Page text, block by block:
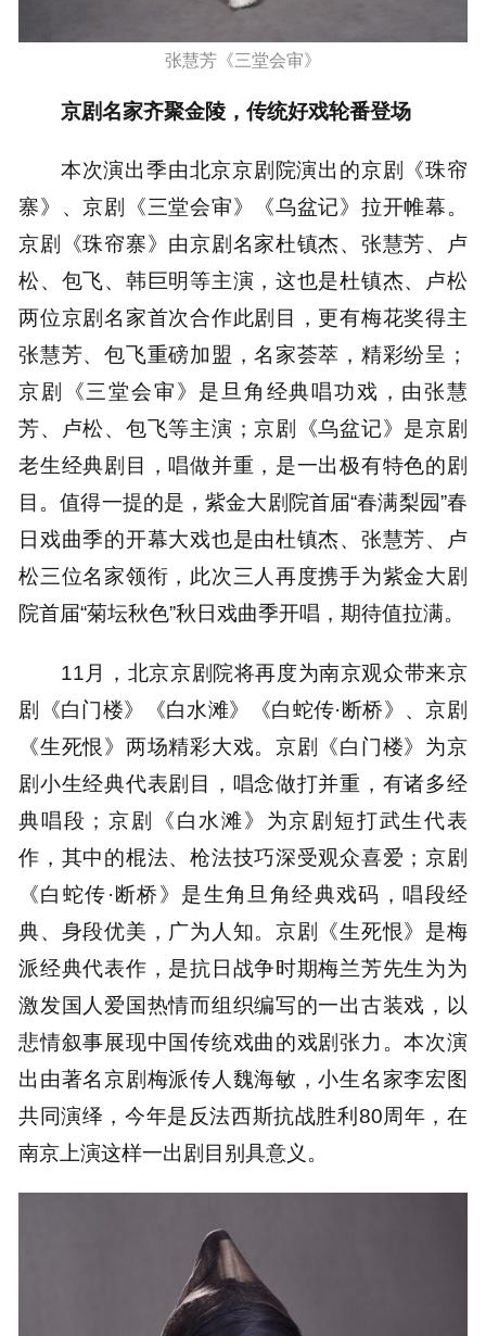
张慧芳《三堂会审》
京剧名家齐聚金陵，传统好戏轮番登场
本次演出季由北京京剧院演出的京剧《珠帘
寨》、京剧《三堂会审》《乌盆记》拉开帷幕。
京剧《珠帘寨》由京剧名家杜镇杰、张慧芳、卢
松、包飞、韩巨明等主演，这也是杜镇杰、卢松
两位京剧名家首次合作此剧目，更有梅花奖得主
张慧芳、包飞重磅加盟，名家荟萃，精彩纷呈；
京剧《三堂会审》是旦角经典唱功戏，由张慧
芳、卢松、包飞等主演；京剧《乌盆记》是京剧
老生经典剧目，唱做并重，是一出极有特色的剧
目。值得一提的是，紫金大剧院首届“春满梨园”春
日戏曲季的开幕大戏也是由杜镇杰、张慧芳、卢
松三位名家领衔，此次三人再度携手为紫金大剧
院首届“菊坛秋色”秋日戏曲季开唱，期待值拉满。
11月，北京京剧院将再度为南京观众带来京
剧《白门楼》《白水滩》《白蛇传·断桥》、京剧
《生死恨》两场精彩大戏。京剧《白门楼》为京
剧小生经典代表剧目，唱念做打并重，有诸多经
典唱段；京剧《白水滩》为京剧短打武生代表
作，其中的棍法、枪法技巧深受观众喜爱；京剧
《白蛇传·断桥》是生角旦角经典戏码，唱段经
典、身段优美，广为人知。京剧《生死恨》是梅
派经典代表作，是抗日战争时期梅兰芳先生为为
激发国人爱国热情而组织编写的一出古装戏，以
悲情叙事展现中国传统戏曲的戏剧张力。本次演
出由著名京剧梅派传人魏海敏，小生名家李宏图
共同演绎，今年是反法西斯抗战胜利80周年，在
南京上演这样一出剧目别具意义。